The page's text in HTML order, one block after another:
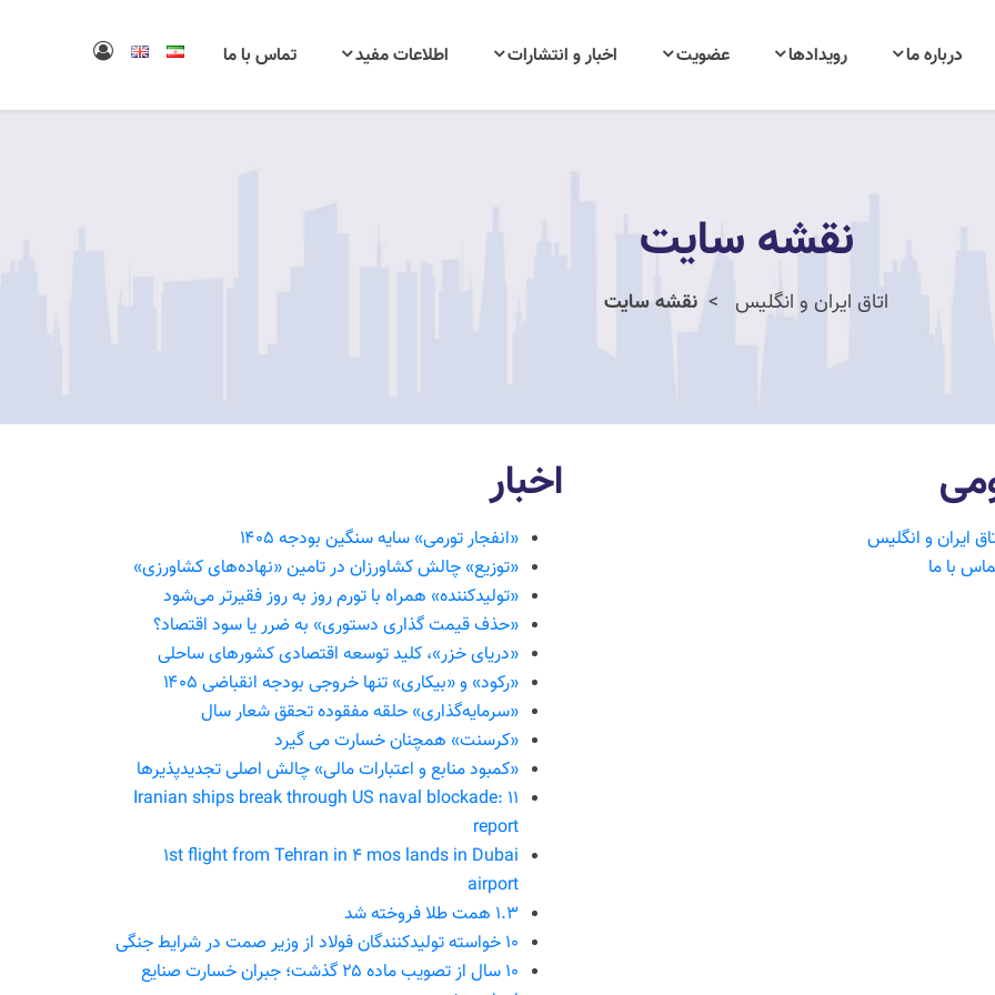
درباره ما رویدادها عضویت اخبار و انتشارات اطلاعات مفید تماس با ما
نقشه سایت
اتاق ایران و انگلیس نقشه سایت
ایران و انگلیس
با ما
اخبار
«انفجار تورمی» سایه سنگین بودجه ۱۴۰۵
«توزیع» چالش کشاورزان در تامین «نهاده‌های کشاورزی»
«تولیدکننده» همراه با تورم روز به روز فقیرتر می‌شود
«حذف قیمت گذاری دستوری» به ضرر یا سود اقتصاد؟
«دریای خزر»، کلید توسعه اقتصادی کشورهای ساحلی
«رکود» و «بیکاری» تنها خروجی بودجه انقباضی ۱۴۰۵
«سرمایه‌گذاری» حلقه مفقوده تحقق شعار سال
«کرسنت» همچنان خسارت می گیرد
«کمبود منابع و اعتبارات مالی» چالش اصلی تجدیدپذیرها
11 Iranian ships break through US naval blockade:
report
1st flight from Tehran in 4 mos lands in Dubai
airport
۱.۳ همت طلا فروخته شد
۱۰ خواسته تولیدکنندگان فولاد از وزیر صمت در شرایط جنگی
۱۰ سال از تصویب ماده ۲۵ گذشت؛ جبران خسارت صنایع